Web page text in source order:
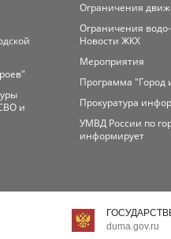
и
Ограничения
Ограничения
Новости ЖКХ
Мероприятия
Программа
Прокуратура
УМВД России по
информирует
duma.gov.ru